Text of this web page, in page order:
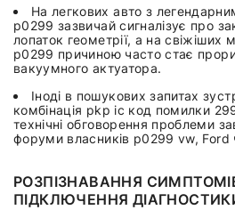
На легкових авто з
p0299 зазвичай сигналізує про
лопаток геометрії, а на свіжіших
p0299 причиною часто стає
вакуумного актуатора.
Іноді в пошукових запитах
комбінація pkp ic код помилки
технічні обговорення проблеми
форуми власників p0299 vw, Ford
РОЗПІЗНАВАННЯ
ПІДКЛЮЧЕННЯ